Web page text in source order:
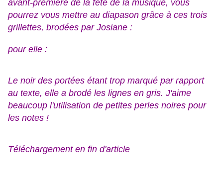
avant-première de la fête de la musique, vous
pourrez vous mettre au diapason grâce à ces trois
grillettes, brodées par Josiane :
pour elle :
Le noir des portées étant trop marqué par rapport
au texte, elle a brodé les lignes en gris. J'aime
beaucoup l'utilisation de petites perles noires pour
les notes !
Téléchargement en fin d'article